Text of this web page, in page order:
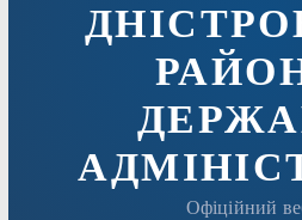
Офіційний